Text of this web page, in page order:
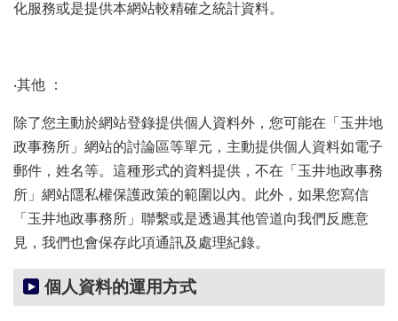
隱
政
策
資
訊
安
宣
告
府
網
站
化服務或是提供本網站較精確之統計資料。
‧其他 ：
除了您主動於網站登錄提供個人資料外，您可能在「玉井地
政事務所」網站的討論區等單元，主動提供個人資料如電子
郵件，姓名等。這種形式的資料提供，不在「玉井地政事務
所」網站隱私權保護政策的範圍以內。此外，如果您寫信
「玉井地政事務所」聯繫或是透過其他管道向我們反應意
見，我們也會保存此項通訊及處理紀錄。
個人資料的運用方式